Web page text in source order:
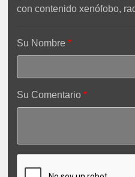
con contenido xenófobo,
Su Nombre
Su Comentario